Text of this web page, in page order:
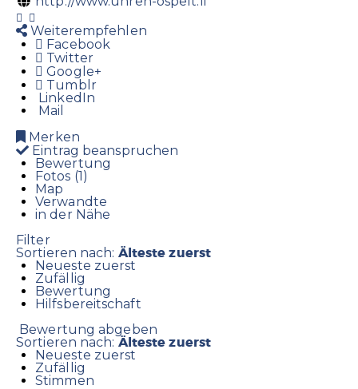
Weiterempfehlen
Facebook
Twitter
Google+
Tumblr
LinkedIn
Mail
Merken
Eintrag beanspruchen
Bewertung
Fotos (1)
Map
Verwandte
in der Nähe
Filter
Sortieren nach: Älteste zuerst
Neueste zuerst
Zufällig
Bewertung
Hilfsbereitschaft
Bewertung abgeben
Sortieren nach: Älteste zuerst
Neueste zuerst
Zufällig
Stimmen